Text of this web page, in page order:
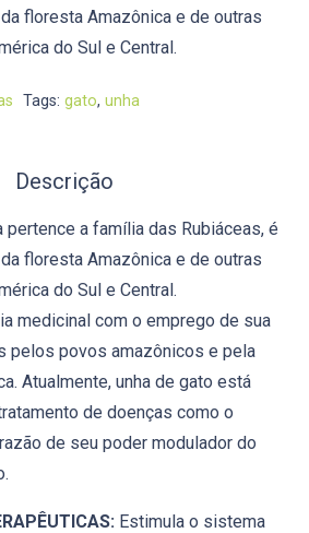
floresta Amazônica e de outras
do Sul e Central.
Tags: gato, unha
Descrição
pertence a família das Rubiáceas, é
floresta Amazônica e de outras
do Sul e Central.
medicinal com o emprego de sua
pelos povos amazônicos e pela
Atualmente, unha de gato está
de doenças como o
de seu poder modulador do
Estimula o sistema